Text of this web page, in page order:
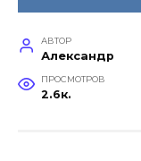
АВТОР
Александр
ПРОСМОТРОВ
2.6к.